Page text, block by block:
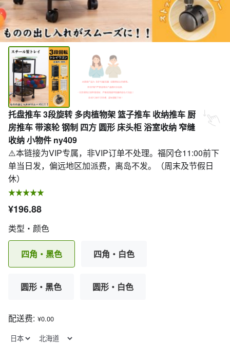
托盘推车 3段旋转 多肉植物架 篮子推车 收纳推车 厨
房推车 带滚轮 钢制 四方 圆形 床头柜 浴室收纳 窄缝
收纳 小物件 ny409
⚠️本链接为VIP专属，非VIP订单不处理。福冈仓11:00前下
单当日发，偏远地区加派费，离岛不发。（周末及节假日
休）
¥196.88
类型・颜色
四角・黑色 四角・白色
圆形・黑色 圆形・白色
配送费: ¥0.00